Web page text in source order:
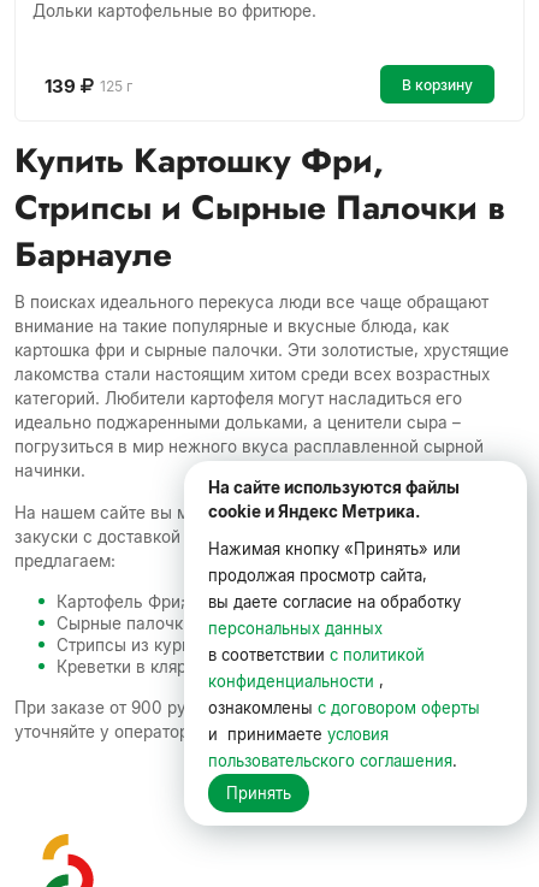
Дольки картофельные во фритюре.
139 125 г В корзину
Купить Картошку Фри,
Стрипсы и Сырные Палочки в
Барнауле
В поисках идеального перекуса люди все чаще обращают
внимание на такие популярные и вкусные блюда, как
картошка фри и сырные палочки. Эти золотистые, хрустящие
лакомства стали настоящим хитом среди всех возрастных
категорий. Любители картофеля могут насладиться его
идеально поджаренными дольками, а ценители сыра –
погрузиться в мир нежного вкуса расплавленной сырной
начинки.
На нашем сайте вы можете заказать жаренные во фритюре
закуски с доставкой по Барнаулу. В нашем меню мы
предлагаем:
Картофель Фри;
Сырные палочки;
Стрипсы из куриного филе;
Креветки в кляре.
При заказе от 900 рублей доставляем бесплатно, подробнее
уточняйте у оператора.
На сайте используются файлы
cookie и Яндекс Метрика.
Нажимая кнопку «Принять» или
продолжая просмотр сайта,
вы даете согласие на обработку
персональных данных
в соответствии с политикой
конфиденциальности ,
ознакомлены с договором оферты
и принимаете условия
пользовательского соглашения.
Принять